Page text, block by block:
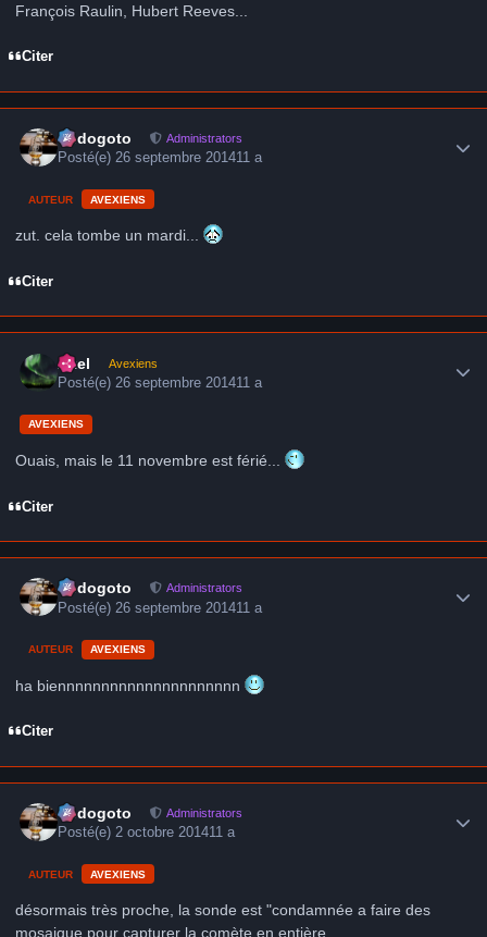
François Raulin, Hubert Reeves...
Citer
frédogoto Administrators
Posté(e)26 septembre 201411 a
AUTEUR AVEXIENS
zut. cela tombe un mardi...
Citer
Axel Avexiens
Posté(e)26 septembre 201411 a
AVEXIENS
Ouais, mais le 11 novembre est férié...
Citer
frédogoto Administrators
Posté(e) 26 septembre 201411 a
AUTEUR AVEXIENS
ha biennnnnnnnnnnnnnnnnnnnn
Citer
frédogoto Administrators
Posté(e)2 octobre 201411 a
AUTEUR AVEXIENS
désormais très proche, la sonde est "condamnée a faire des
mosaique pour capturer la comète en entière